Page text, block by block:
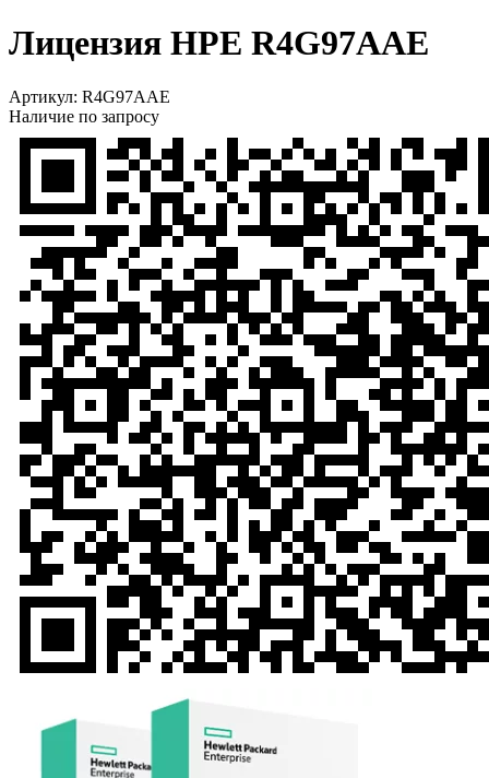
Лицензия HPE R4G97AAE
Артикул: R4G97AAE
Наличие по запросу